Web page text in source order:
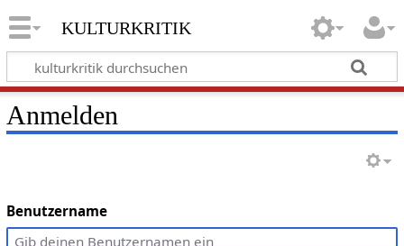
kulturkritik
Anmelden
Benutzername